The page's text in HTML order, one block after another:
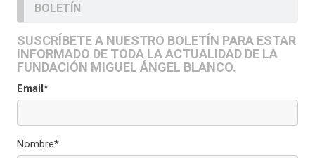
BOLETÍN
SUSCRÍBETE A NUESTRO BOLETÍN PARA ESTAR
INFORMADO DE TODA LA ACTUALIDAD DE LA
FUNDACIÓN MIGUEL ÁNGEL BLANCO.
Email*
Nombre*